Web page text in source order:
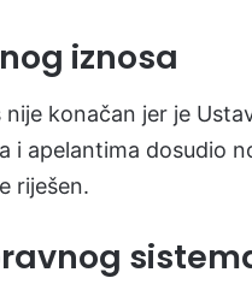
iznosa
konačan jer je
i apelantima dosudio
riješen.